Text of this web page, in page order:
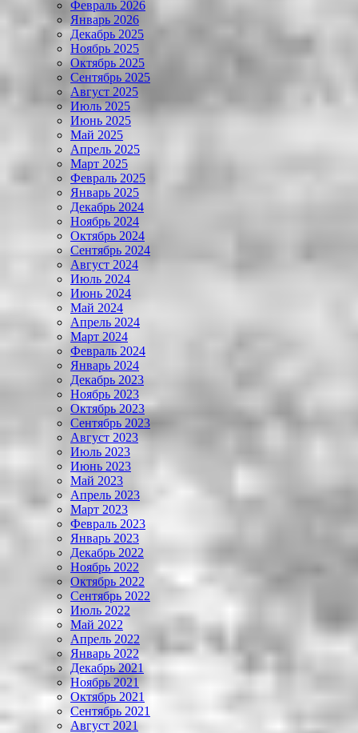
Февраль 2026
Январь 2026
Декабрь 2025
Ноябрь 2025
Октябрь 2025
Сентябрь 2025
Август 2025
Июль 2025
Июнь 2025
Май 2025
Апрель 2025
Март 2025
Февраль 2025
Январь 2025
Декабрь 2024
Ноябрь 2024
Октябрь 2024
Сентябрь 2024
Август 2024
Июль 2024
Июнь 2024
Май 2024
Апрель 2024
Март 2024
Февраль 2024
Январь 2024
Декабрь 2023
Ноябрь 2023
Октябрь 2023
Сентябрь 2023
Август 2023
Июль 2023
Июнь 2023
Май 2023
Апрель 2023
Март 2023
Февраль 2023
Январь 2023
Декабрь 2022
Ноябрь 2022
Октябрь 2022
Сентябрь 2022
Июль 2022
Май 2022
Апрель 2022
Январь 2022
Декабрь 2021
Ноябрь 2021
Октябрь 2021
Сентябрь 2021
Август 2021